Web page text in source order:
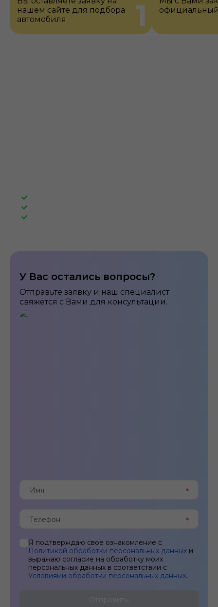
1
нашем сайте для подбора
автомобиля
У Вас остались вопросы?
Отправьте заявку и наш специалист
свяжется с Вами для консультации.
Я подтверждаю свое ознакомление с
Политикой обработки персональных данных и
выражаю согласие на обработку моих
персональных данных в соответствии с
Условиями обработки персональных данных.